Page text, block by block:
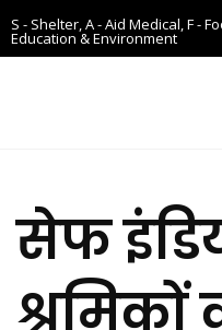
S - Shelter, A - Aid Medical, F -
Education & Environment
सेफ
श्रमिकों